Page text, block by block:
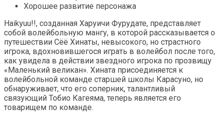
Хорошее развитие персонажа
Haikyuu!!, созданная Харуичи Фурудате, представляет
собой волейбольную мангу, в которой рассказывается о
путешествии Сёё Хинаты, невысокого, но страстного
игрока, вдохновившегося играть в волейбол после того,
как увидела в действии звездного игрока по прозвищу
«Маленький великан». Хината присоединяется к
волейбольной команде старшей школы Карасуно, но
обнаруживает, что его соперник, талантливый
связующий Тобио Кагеяма, теперь является его
товарищем по команде.